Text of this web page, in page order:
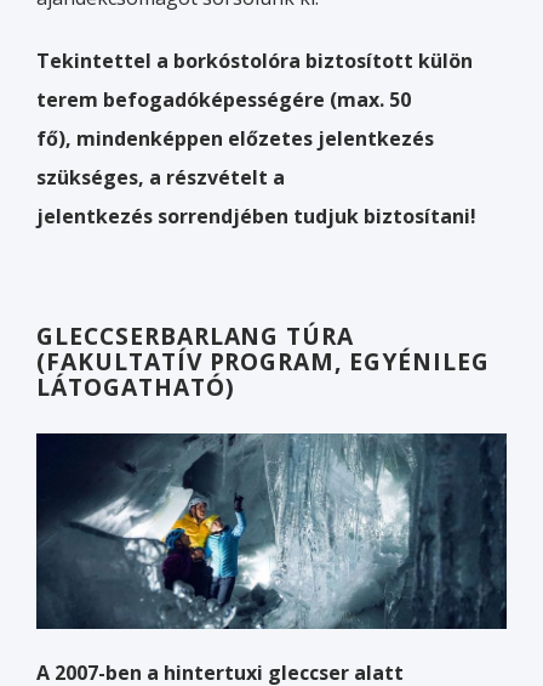
Tekintettel a borkóstolóra biztosított külön
terem befogadóképességére (max. 50
fő), mindenképpen előzetes jelentkezés
szükséges, a részvételt a
jelentkezés sorrendjében tudjuk biztosítani!
GLECCSERBARLANG TÚRA
(FAKULTATÍV PROGRAM, EGYÉNILEG
LÁTOGATHATÓ)
A 2007-ben a hintertuxi gleccser alatt